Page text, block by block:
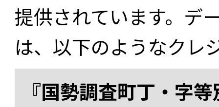
提供されています。デ
は、以下のようなクレ
『国勢調査町丁・字